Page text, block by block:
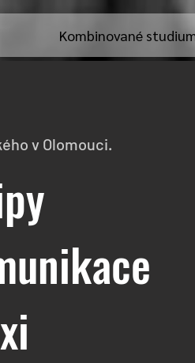
Kombinované
v Olomouci.